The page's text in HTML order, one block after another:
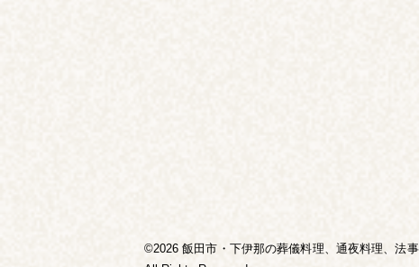
©2026 飯田市・下伊那の葬儀料理、通夜料理、法